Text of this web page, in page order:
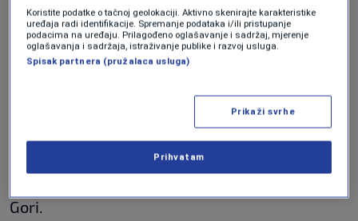
uzoru na slične akcije koje se organizirane u
Danas se bojkot trgovina i ugostiteljskih
Gori.
Koristite podatke o tačnoj geolokaciji. Aktivno skenirajte karakteristike
uređaja radi identifikacije. Spremanje podataka i/ili pristupanje
podacima na uređaju. Prilagođeno oglašavanje i sadržaj, mjerenje
oglašavanja i sadržaja, istraživanje publike i razvoj usluga.
Spisak partnera (pružalaca usluga)
Prikaži svrhe
Prihvatam